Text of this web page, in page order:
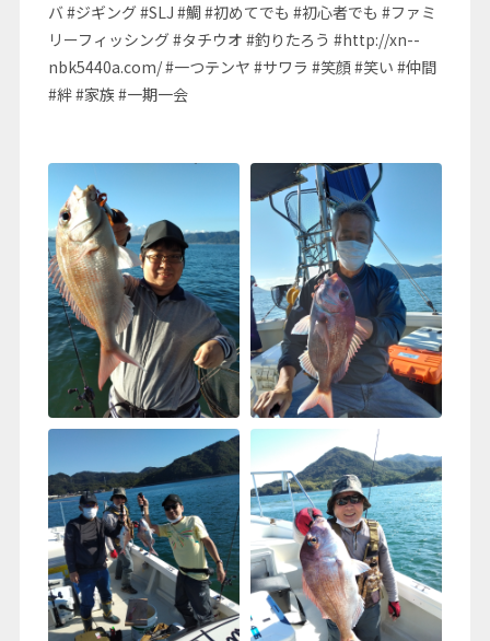
バ #ジギング #SLJ #鯛 #初めてでも #初心者でも #ファミ
リーフィッシング #タチウオ #釣りたろう #http://xn--
nbk5440a.com/ #一つテンヤ #サワラ #笑顔 #笑い #仲間
#絆 #家族 #一期一会